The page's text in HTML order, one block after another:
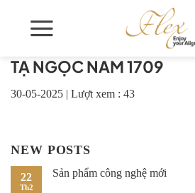
TẠ NGỌC NAM 1709
30-05-2025 | Lượt xem : 43
NEW POSTS
22
Th2
Sản phẩm công nghệ mới